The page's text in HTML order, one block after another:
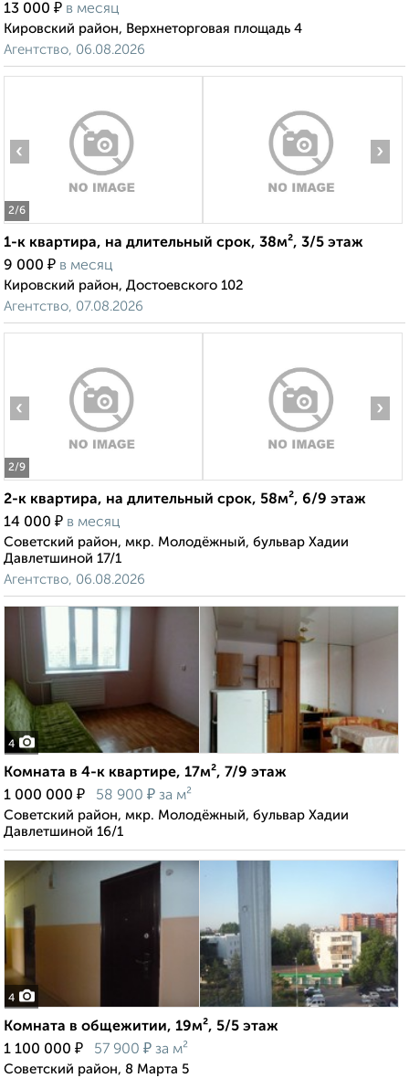
13 000 ₽ в месяц
Кировский район, Верхнеторговая площадь 4
Агентство, 06.08.2026
2/6
‹ ›
1-к квартира, на длительный срок, 38м², 3/5 этаж
9 000 ₽ в месяц
Кировский район, Достоевского 102
Агентство, 07.08.2026
2/9
‹ ›
2-к квартира, на длительный срок, 58м², 6/9 этаж
14 000 ₽ в месяц
Советский район, мкр. Молодёжный, бульвар Хадии
Давлетшиной 17/1
Агентство, 06.08.2026
4
Комната в 4-к квартире, 17м², 7/9 этаж
1 000 000 ₽ 58 900 ₽ за м²
Советский район, мкр. Молодёжный, бульвар Хадии
Давлетшиной 16/1
4
Комната в общежитии, 19м², 5/5 этаж
1 100 000 ₽ 57 900 ₽ за м²
Советский район, 8 Марта 5